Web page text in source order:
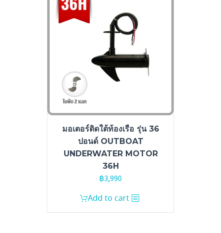
มอเตอร์ติดใต้ท้องเรือ รุ่น 36
ปอนด์ OUTBOAT
UNDERWATER MOTOR
36H
฿3,990
Add to cart